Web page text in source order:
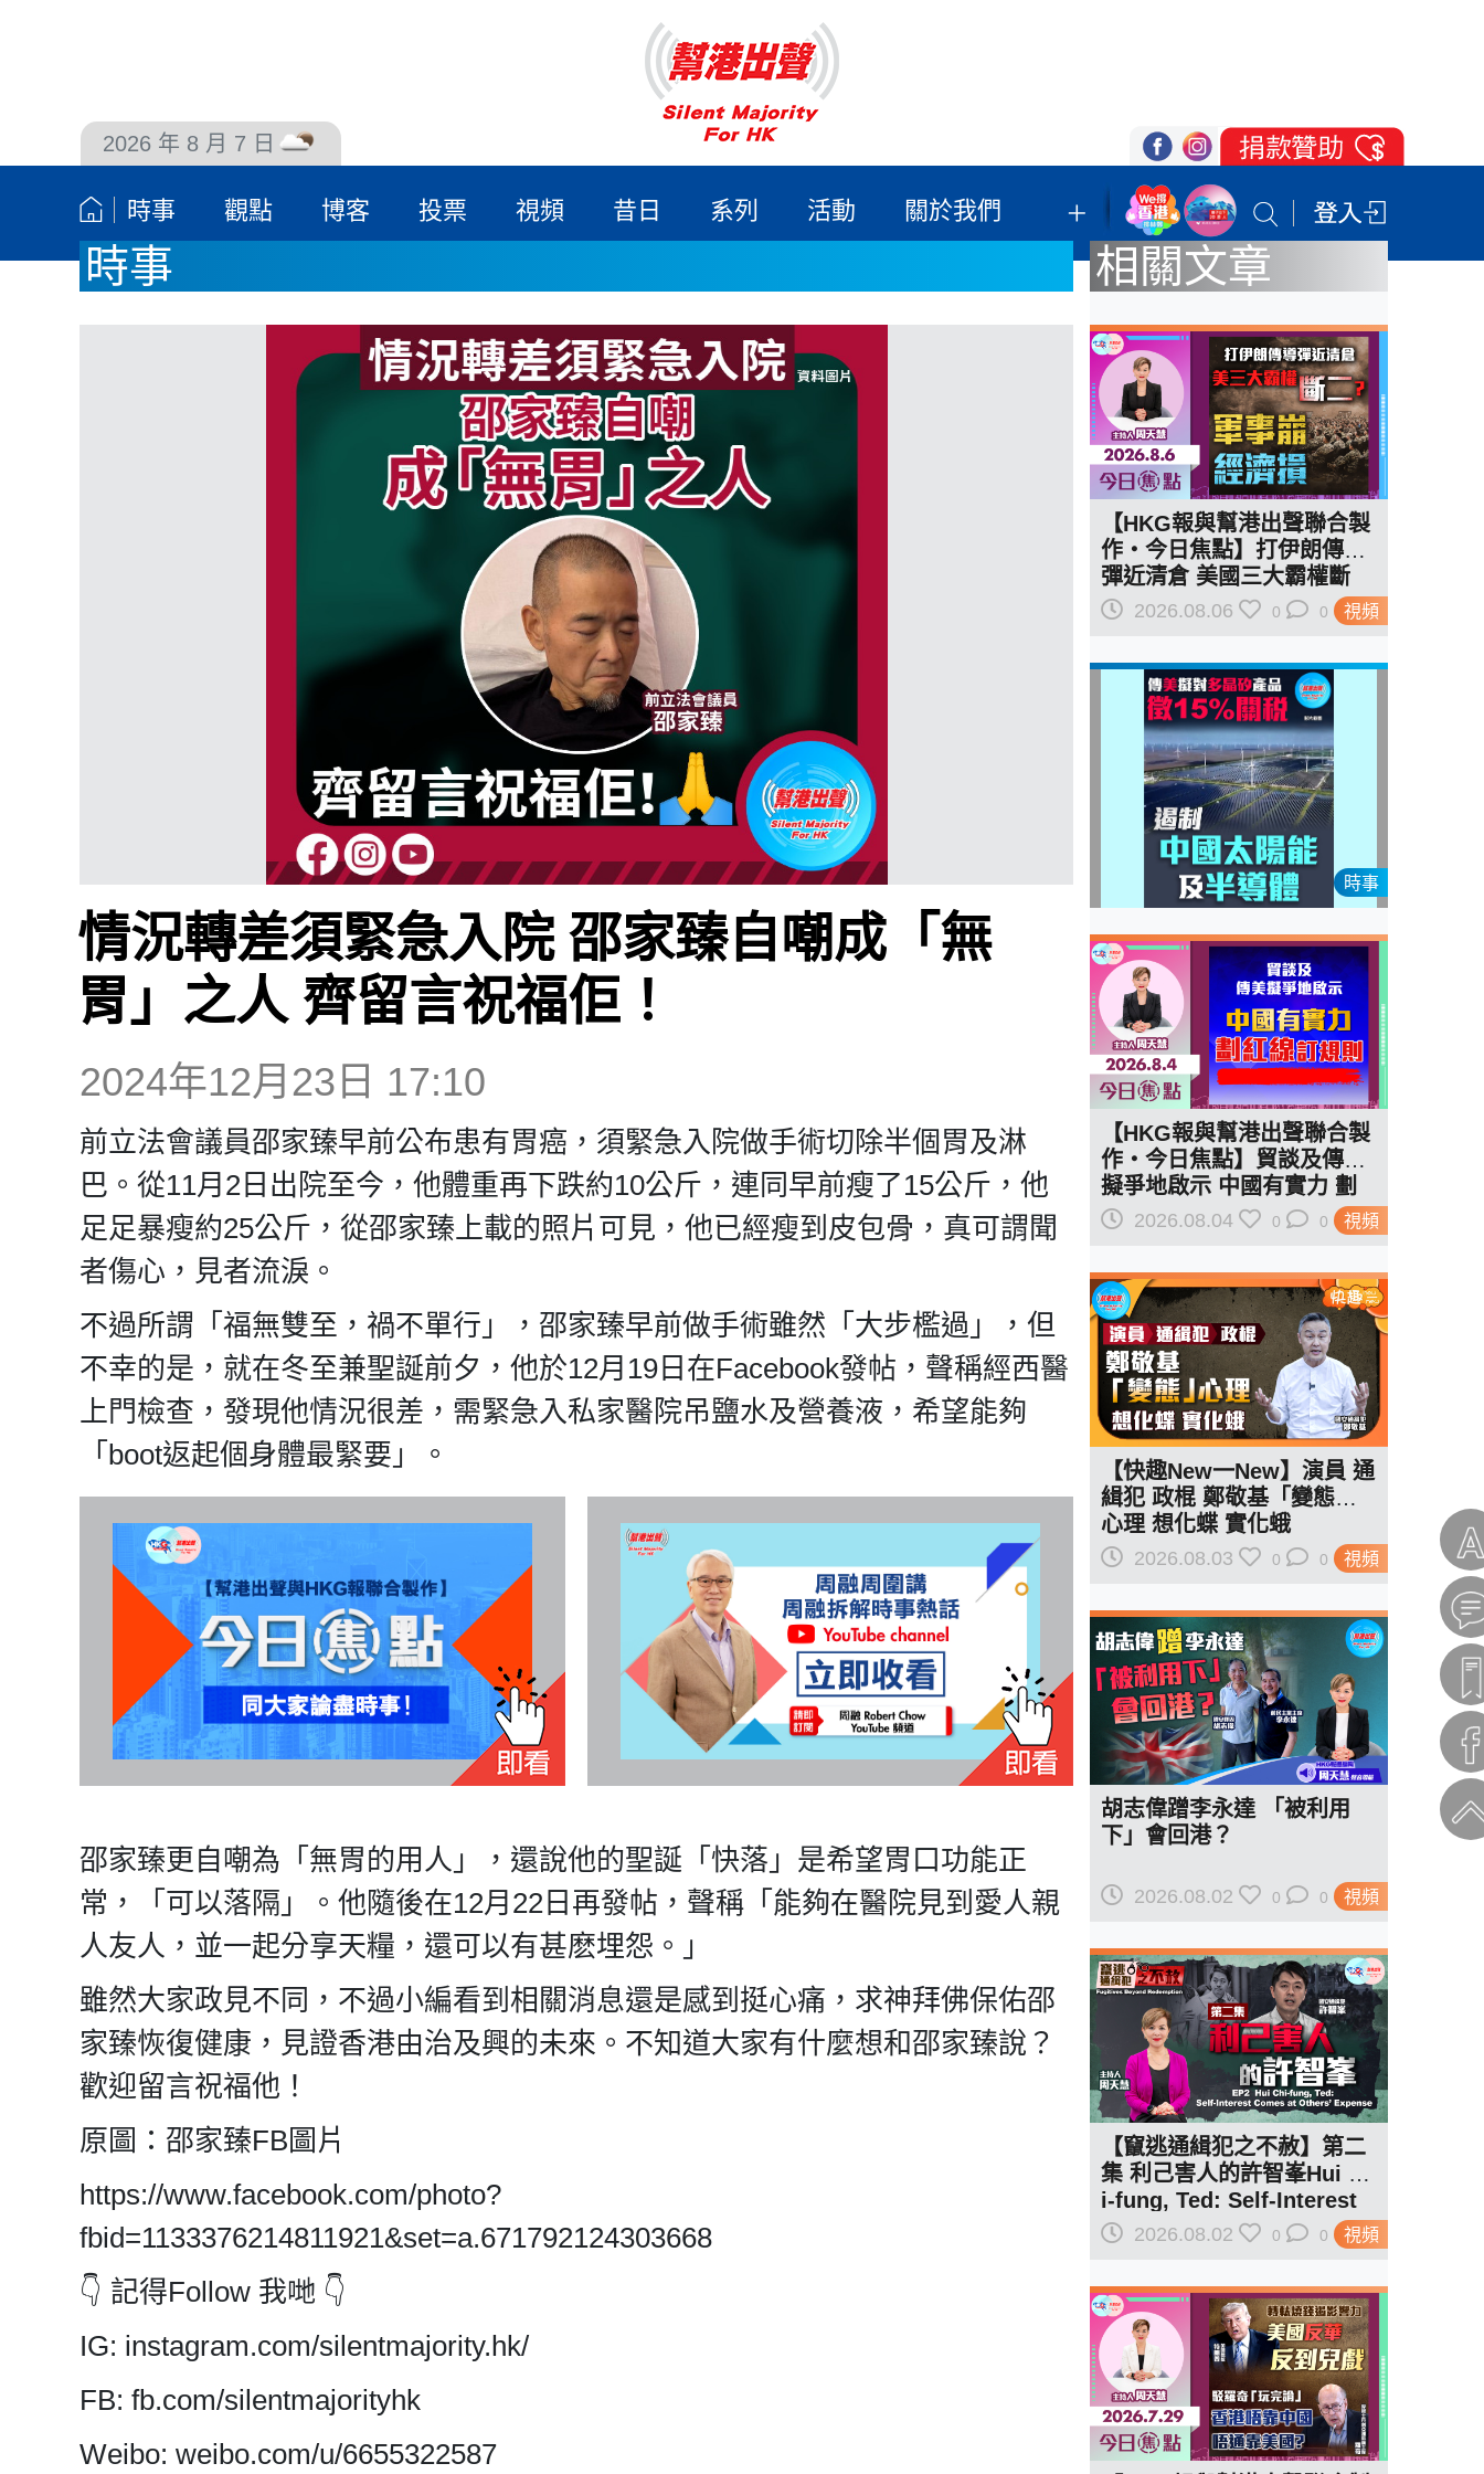
2026 年 8 月 7 日
時事 觀點 博客 投票 視頻 昔日 系列 活動 關於我們 我們的立場 登記支持 聯絡我們
時事
情況轉差須緊急入院 邵家臻自嘲成「無
胃」之人 齊留言祝福佢！
2024年12月23日 17:10
前立法會議員邵家臻早前公布患有胃癌，須緊急入院做手術切除半個胃及淋
巴。從11月2日出院至今，他體重再下跌約10公斤，連同早前瘦了15公斤，他
足足暴瘦約25公斤，從邵家臻上載的照片可見，他已經瘦到皮包骨，真可謂聞
者傷心，見者流淚。
不過所謂「福無雙至，禍不單行」，邵家臻早前做手術雖然「大步檻過」，但
不幸的是，就在冬至兼聖誕前夕，他於12月19日在Facebook發帖，聲稱經西醫
上門檢查，發現他情況很差，需緊急入私家醫院吊鹽水及營養液，希望能夠
「boot返起個身體最緊要」。
邵家臻更自嘲為「無胃的用人」，還說他的聖誕「快落」是希望胃口功能正
常，「可以落隔」。他隨後在12月22日再發帖，聲稱「能夠在醫院見到愛人親
人友人，並一起分享天糧，還可以有甚麽埋怨。」
雖然大家政見不同，不過小編看到相關消息還是感到挺心痛，求神拜佛保佑邵
家臻恢復健康，見證香港由治及興的未來。不知道大家有什麼想和邵家臻說？
歡迎留言祝福他！
原圖：邵家臻FB圖片
https://www.facebook.com/photo?
fbid=1133376214811921&set=a.671792124303668
👇 記得Follow 我哋 👇
IG: instagram.com/silentmajority.hk/
FB: fb.com/silentmajorityhk
Weibo: weibo.com/u/6655322587
相關文章
視頻
【HKG報與幫港出聲聯合製
作‧今日焦點】打伊朗傳導
彈近清倉 美國三大霸權斷
二？軍事崩 經濟損
2026.08.06 0 0
時事
視頻
【HKG報與幫港出聲聯合製
作‧今日焦點】貿談及傳美
擬爭地啟示 中國有實力 劃
紅線訂規則
2026.08.04 0 0
視頻
【快趣New一New】演員 通
緝犯 政棍 鄭敬基「變態」
心理 想化蝶 實化蛾
2026.08.03 0 0
視頻
胡志偉蹭李永達 「被利用
下」會回港？
2026.08.02 0 0
視頻
【竄逃通緝犯之不赦】第二
集 利己害人的許智峯Hui Ch
i-fung, Ted: Self-Interest
Comes at Others' Expens
2026.08.02 0 0